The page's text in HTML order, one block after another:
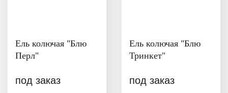
Ель колючая "Блю
Перл"
под заказ
Ель колючая "Блю
Тринкет"
под заказ